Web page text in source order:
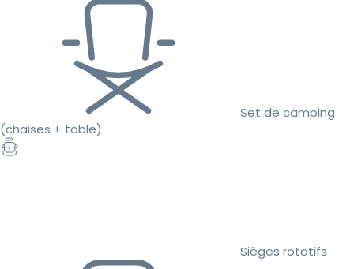
Set de camping
(chaises + table)
Sièges rotatifs